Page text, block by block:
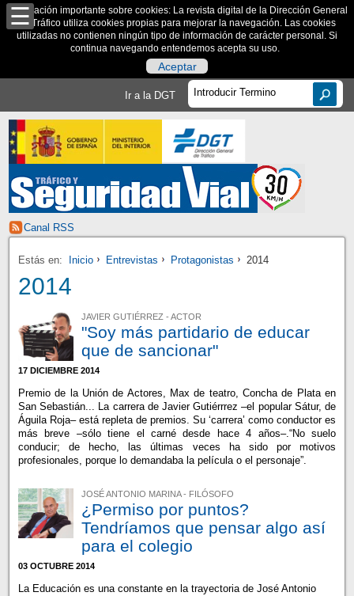
Información importante sobre cookies: La revista digital de la Dirección General
de Tráfico utiliza cookies propias para mejorar la navegación. Las cookies
utilizadas no contienen ningún tipo de información de carácter personal. Si
continua navegando entendemos acepta su uso.
Aceptar
Ir a la DGT
Canal RSS
Estás en: Inicio Entrevistas Protagonistas 2014
2014
JAVIER GUTIÉRREZ - ACTOR
"Soy más partidario de educar
que de sancionar"
17 DICIEMBRE 2014
Premio de la Unión de Actores, Max de teatro, Concha de Plata en
San Sebastián... La carrera de Javier Gutiérrrez –el popular Sátur, de
Águila Roja– está repleta de premios. Su ‘carrera’ como conductor es
más breve –sólo tiene el carné desde hace 4 años–.“No suelo
conducir; de hecho, las últimas veces ha sido por motivos
profesionales, porque lo demandaba la película o el personaje”.
JOSÉ ANTONIO MARINA - FILÓSOFO
¿Permiso por puntos?
Tendríamos que pensar algo así
para el colegio
03 OCTUBRE 2014
La Educación es una constante en la trayectoria de José Antonio